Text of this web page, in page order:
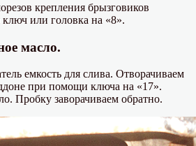
крепления брызговиков
ключ или головка на «8».
масло.
емкость для слива. Отворачиваем
при помощи ключа на «17».
Пробку заворачиваем обратно.